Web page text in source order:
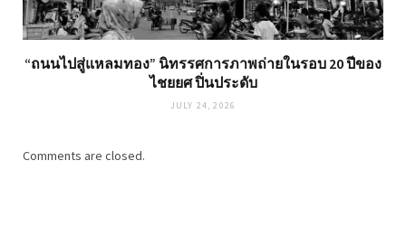
“ถนนไปสู่แหลมทอง” นิทรรศการภาพถ่ายในรอบ 20 ปีของ
ไชยยศ ปิ่นประดับ
JULY 24, 2026
Comments are closed.